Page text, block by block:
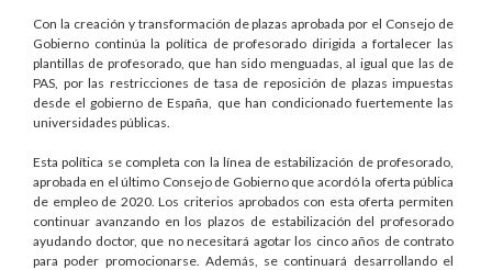
Con la creación y transformación de plazas aprobada por el Consejo de
Gobierno continúa la política de profesorado dirigida a fortalecer las
plantillas de profesorado, que han sido menguadas, al igual que las de
PAS, por las restricciones de tasa de reposición de plazas impuestas
desde el gobierno de España, que han condicionado fuertemente las
universidades públicas.
Esta política se completa con la línea de estabilización de profesorado,
aprobada en el último Consejo de Gobierno que acordó la oferta pública
de empleo de 2020. Los criterios aprobados con esta oferta permiten
continuar avanzando en los plazos de estabilización del profesorado
ayudando doctor, que no necesitará agotar los cinco años de contrato
para poder promocionarse. Además, se continuará desarrollando el